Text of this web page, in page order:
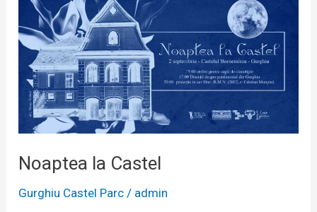
Noaptea la Castel
Gurghiu Castel Parc / admin